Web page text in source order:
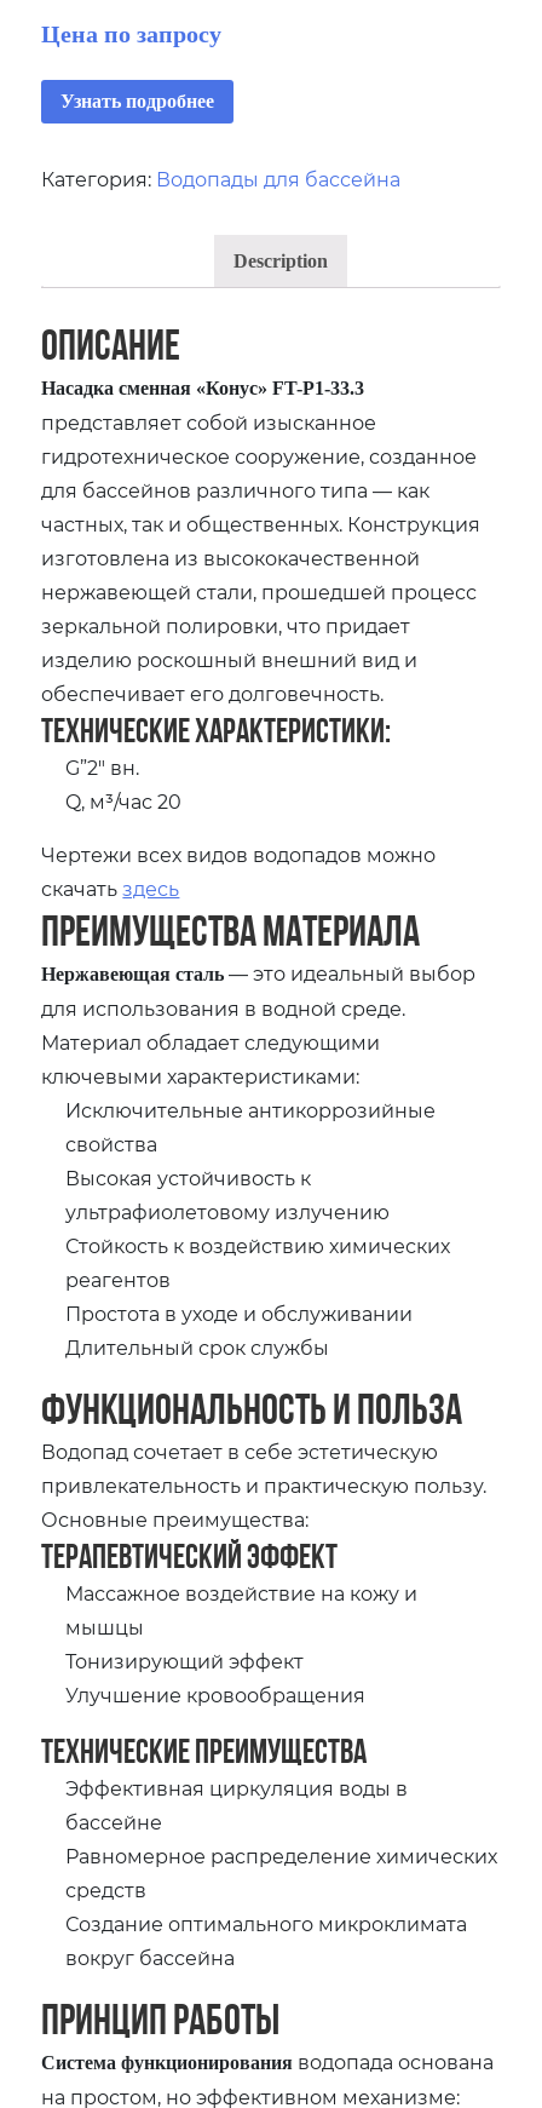
Цена по запросу
Узнать подробнее
Категория: Водопады для бассейна
Description
Описание
Насадка сменная «Конус» FT-Р1-33.3
представляет собой изысканное
гидротехническое сооружение, созданное
для бассейнов различного типа — как
частных, так и общественных. Конструкция
изготовлена из высококачественной
нержавеющей стали, прошедшей процесс
зеркальной полировки, что придает
изделию роскошный внешний вид и
обеспечивает его долговечность.
Технические характеристики:
G”2″ вн.
Q, м³/час 20
Чертежи всех видов водопадов можно
скачатьздесь
Преимущества материала
Нержавеющая сталь — это идеальный выбор
для использования в водной среде.
Материал обладает следующими
ключевыми характеристиками:
Исключительные антикоррозийные
свойства
Высокая устойчивость к
ультрафиолетовому излучению
Стойкость к воздействию химических
реагентов
Простота в уходе и обслуживании
Длительный срок службы
Функциональность и польза
Водопад сочетает в себе эстетическую
привлекательность и практическую пользу.
Основные преимущества:
Терапевтический эффект
Массажное воздействие на кожу и
мышцы
Тонизирующий эффект
Улучшение кровообращения
Технические преимущества
Эффективная циркуляция воды в
бассейне
Равномерное распределение химических
средств
Создание оптимального микроклимата
вокруг бассейна
Принцип работы
Система функционирования водопада основана
на простом, но эффективном механизме: